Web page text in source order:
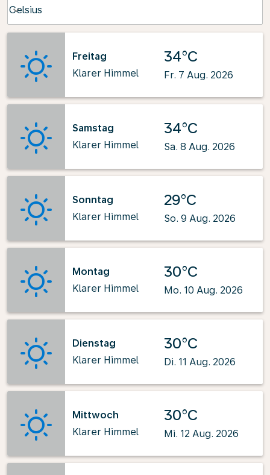
Celsius
keyboard_arrow_down
Freitag
Klarer Himmel
34°C
Fr. 7 Aug. 2026
Samstag
Klarer Himmel
34°C
Sa. 8 Aug. 2026
Sonntag
Klarer Himmel
29°C
So. 9 Aug. 2026
Montag
Klarer Himmel
30°C
Mo. 10 Aug. 2026
Dienstag
Klarer Himmel
30°C
Di. 11 Aug. 2026
Mittwoch
Klarer Himmel
30°C
Mi. 12 Aug. 2026